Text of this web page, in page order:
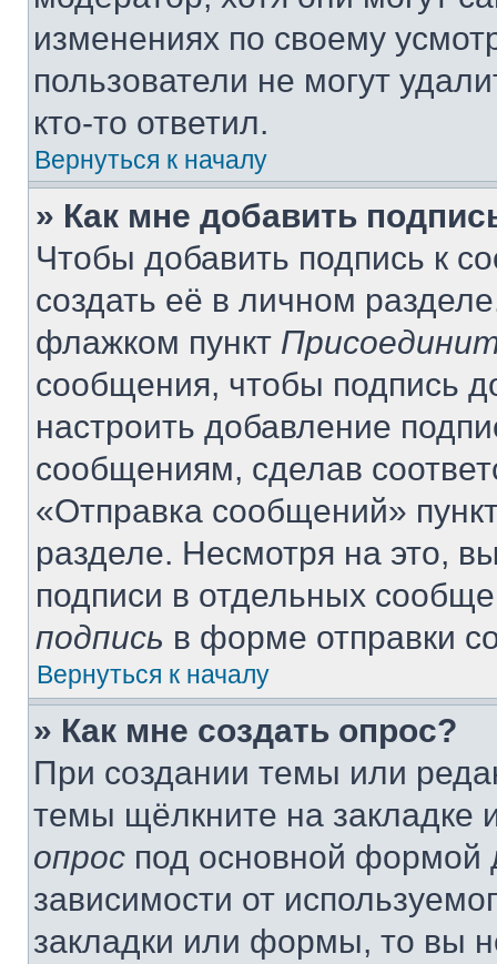
изменениях по своему
пользователи не могут
кто-то ответил.
Вернуться к началу
» Как мне добавить
Чтобы добавить подпись к
создать её в личном
флажком пункт
сообщения, чтобы подпись
настроить добавление
сообщениям, сделав
«Отправка сообщений»
разделе. Несмотря на это,
подписи в отдельных
подпись в форме отправки
Вернуться к началу
» Как мне создать опрос?
При создании темы или
темы щёлкните на
опрос под основной формой
зависимости от
закладки или формы, то вы